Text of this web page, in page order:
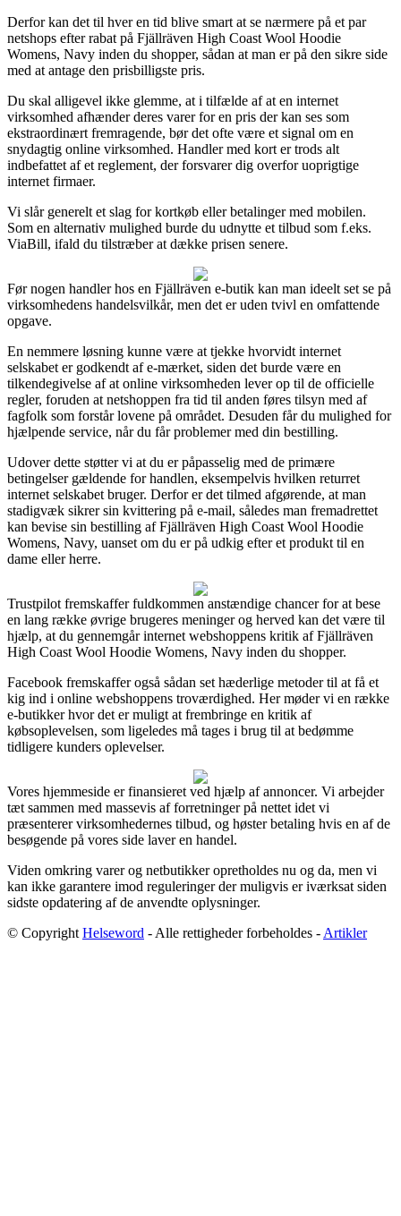
Derfor kan det til hver en tid blive smart at se nærmere på et par
netshops efter rabat på Fjällräven High Coast Wool Hoodie
Womens, Navy inden du shopper, sådan at man er på den sikre side
med at antage den prisbilligste pris.
Du skal alligevel ikke glemme, at i tilfælde af at en internet
virksomhed afhænder deres varer for en pris der kan ses som
ekstraordinært fremragende, bør det ofte være et signal om en
snydagtig online virksomhed. Handler med kort er trods alt
indbefattet af et reglement, der forsvarer dig overfor uoprigtige
internet firmaer.
Vi slår generelt et slag for kortkøb eller betalinger med mobilen.
Som en alternativ mulighed burde du udnytte et tilbud som f.eks.
ViaBill, ifald du tilstræber at dække prisen senere.
Før nogen handler hos en Fjällräven e-butik kan man ideelt set se på
virksomhedens handelsvilkår, men det er uden tvivl en omfattende
opgave.
En nemmere løsning kunne være at tjekke hvorvidt internet
selskabet er godkendt af e-mærket, siden det burde være en
tilkendegivelse af at online virksomheden lever op til de officielle
regler, foruden at netshoppen fra tid til anden føres tilsyn med af
fagfolk som forstår lovene på området. Desuden får du mulighed for
hjælpende service, når du får problemer med din bestilling.
Udover dette støtter vi at du er påpasselig med de primære
betingelser gældende for handlen, eksempelvis hvilken returret
internet selskabet bruger. Derfor er det tilmed afgørende, at man
stadigvæk sikrer sin kvittering på e-mail, således man fremadrettet
kan bevise sin bestilling af Fjällräven High Coast Wool Hoodie
Womens, Navy, uanset om du er på udkig efter et produkt til en
dame eller herre.
Trustpilot fremskaffer fuldkommen anstændige chancer for at bese
en lang række øvrige brugeres meninger og herved kan det være til
hjælp, at du gennemgår internet webshoppens kritik af Fjällräven
High Coast Wool Hoodie Womens, Navy inden du shopper.
Facebook fremskaffer også sådan set hæderlige metoder til at få et
kig ind i online webshoppens troværdighed. Her møder vi en række
e-butikker hvor det er muligt at frembringe en kritik af
købsoplevelsen, som ligeledes må tages i brug til at bedømme
tidligere kunders oplevelser.
Vores hjemmeside er finansieret ved hjælp af annoncer. Vi arbejder
tæt sammen med massevis af forretninger på nettet idet vi
præsenterer virksomhedernes tilbud, og høster betaling hvis en af de
besøgende på vores side laver en handel.
Viden omkring varer og netbutikker opretholdes nu og da, men vi
kan ikke garantere imod reguleringer der muligvis er iværksat siden
sidste opdatering af de anvendte oplysninger.
© Copyright Helseword - Alle rettigheder forbeholdes - Artikler